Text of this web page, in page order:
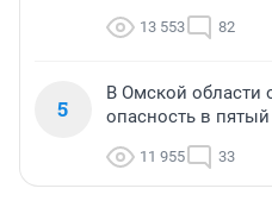
13 553 82
5
В Омской области
опасность в пятый
11 955 33